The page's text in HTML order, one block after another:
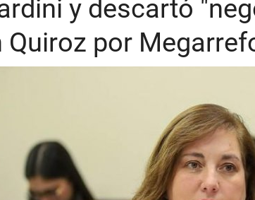
y descartó
Quiroz por